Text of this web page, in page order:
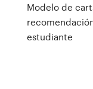
Modelo de
estudiante